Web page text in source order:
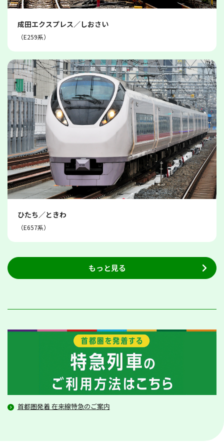
成田エクスプレス／しおさい
（E259系）
ひたち／ときわ
（E657系）
もっと見る
首都圏発着 在来線特急のご案内